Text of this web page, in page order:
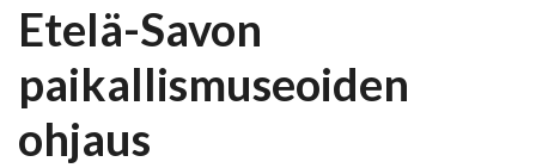
Etelä-Savon
paikallismuseoiden
ohjaus